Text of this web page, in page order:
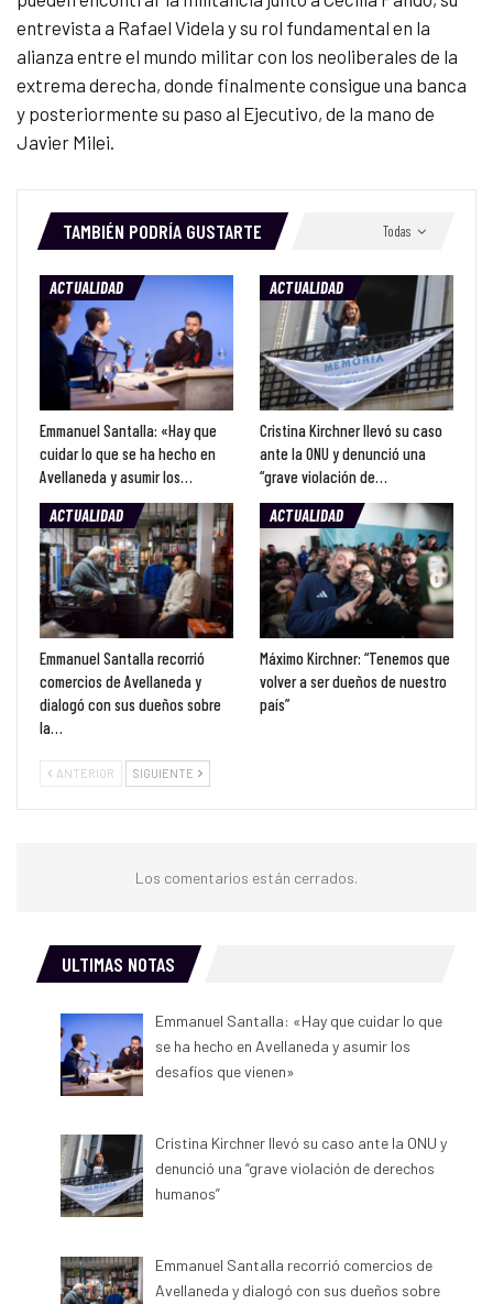
entrevista a Rafael Videla y su rol fundamental en la
alianza entre el mundo militar con los neoliberales de la
extrema derecha, donde finalmente consigue una banca
y posteriormente su paso al Ejecutivo, de la mano de
Javier Milei.
Todas
TAMBIÉN PODRÍA GUSTARTE
ACTUALIDAD
Emmanuel Santalla: «Hay que
cuidar lo que se ha hecho en
Avellaneda y asumir los…
ACTUALIDAD
Cristina Kirchner llevó su caso
ante la ONU y denunció una
“grave violación de…
ACTUALIDAD
Emmanuel Santalla recorrió
comercios de Avellaneda y
dialogó con sus dueños sobre
la…
ACTUALIDAD
Máximo Kirchner: “Tenemos que
volver a ser dueños de nuestro
país”
ANTERIOR SIGUIENTE
Los comentarios están cerrados.
ULTIMAS NOTAS
Emmanuel Santalla: «Hay que cuidar lo que
se ha hecho en Avellaneda y asumir los
desafíos que vienen»
Cristina Kirchner llevó su caso ante la ONU y
denunció una “grave violación de derechos
humanos”
Emmanuel Santalla recorrió comercios de
Avellaneda y dialogó con sus dueños sobre